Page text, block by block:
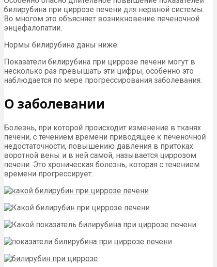
билирубина при циррозе печени для нервной системы.
Во многом это объясняет возникновение печеночной
энцефалопатии.
Нормы билирубина даны ниже:
Показатели билирубина при циррозе печени могут в
несколько раз превышать эти цифры, особенно это
наблюдается по мере прогрессирования заболевания.
О заболевании
Болезнь, при которой происходит изменение в тканях
печени, с течением времени приводящее к печеночной
недостаточности, повышению давления в притоках
воротной вены и в ней самой, называется циррозом
печени. Это хроническая болезнь, которая с течением
времени прогрессирует.